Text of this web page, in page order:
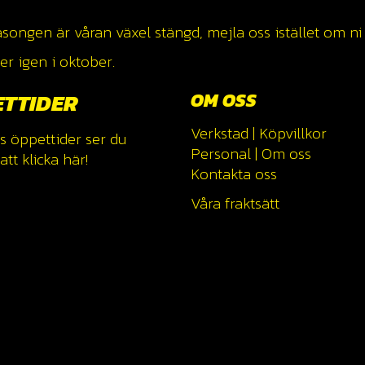
är våran växel stängd, mejla oss istället om
igen i oktober.
öppettider ser du
klicka här!
OM OSS
Verkstad | Köpvillkor
Personal| Om oss
Kontakta oss
Våra fraktsätt